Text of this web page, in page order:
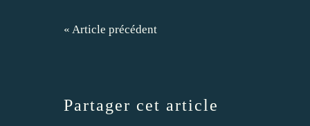
« Article précédent
Partager cet article